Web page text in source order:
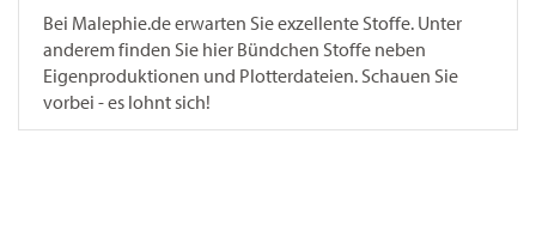
Bei Malephie.de erwarten Sie exzellente Stoffe. Unter
anderem finden Sie hier Bündchen Stoffe neben
Eigenproduktionen und Plotterdateien. Schauen Sie
vorbei - es lohnt sich!